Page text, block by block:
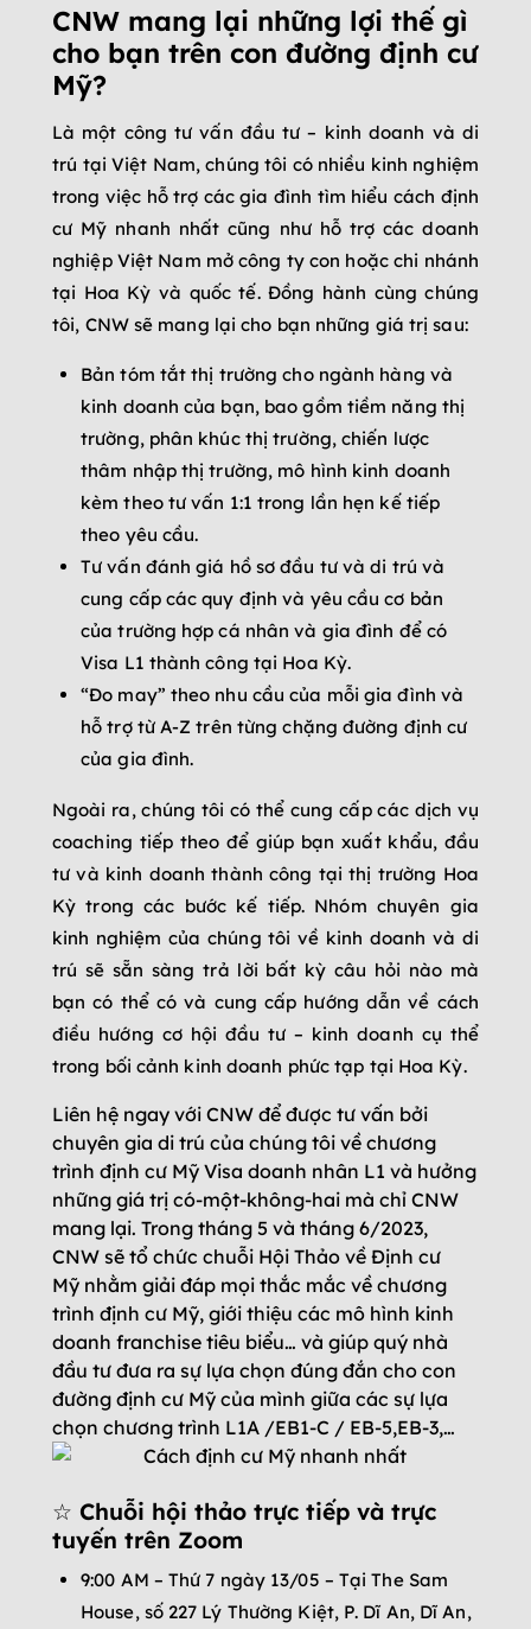
CNW mang lại những lợi thế gì
cho bạn trên con đường định cư
Mỹ?
Là một công tư vấn đầu tư – kinh doanh và di
trú tại Việt Nam, chúng tôi có nhiều kinh nghiệm
trong việc hỗ trợ các gia đình tìm hiểu cách định
cư Mỹ nhanh nhất cũng như hỗ trợ các doanh
nghiệp Việt Nam mở công ty con hoặc chi nhánh
tại Hoa Kỳ và quốc tế. Đồng hành cùng chúng
tôi, CNW sẽ mang lại cho bạn những giá trị sau:
Bản tóm tắt thị trường cho ngành hàng và
kinh doanh của bạn, bao gồm tiềm năng thị
trường, phân khúc thị trường, chiến lược
thâm nhập thị trường, mô hình kinh doanh
kèm theo tư vấn 1:1 trong lần hẹn kế tiếp
theo yêu cầu.
Tư vấn đánh giá hồ sơ đầu tư và di trú và
cung cấp các quy định và yêu cầu cơ bản
của trường hợp cá nhân và gia đình để có
Visa L1 thành công tại Hoa Kỳ.
“Đo may” theo nhu cầu của mỗi gia đình và
hỗ trợ từ A-Z trên từng chặng đường định cư
của gia đình.
Ngoài ra, chúng tôi có thể cung cấp các dịch vụ
coaching tiếp theo để giúp bạn xuất khẩu, đầu
tư và kinh doanh thành công tại thị trường Hoa
Kỳ trong các bước kế tiếp. Nhóm chuyên gia
kinh nghiệm của chúng tôi về kinh doanh và di
trú sẽ sẵn sàng trả lời bất kỳ câu hỏi nào mà
bạn có thể có và cung cấp hướng dẫn về cách
điều hướng cơ hội đầu tư – kinh doanh cụ thể
trong bối cảnh kinh doanh phức tạp tại Hoa Kỳ.
Liên hệ ngay với CNW để được tư vấn bởi
chuyên gia di trú của chúng tôi về chương
trình định cư Mỹ Visa doanh nhân L1 và hưởng
những giá trị có-một-không-hai mà chỉ CNW
mang lại. Trong tháng 5 và tháng 6/2023,
CNW sẽ tổ chức chuỗi Hội Thảo về Định cư
Mỹ nhằm giải đáp mọi thắc mắc về chương
trình định cư Mỹ, giới thiệu các mô hình kinh
doanh franchise tiêu biểu… và giúp quý nhà
đầu tư đưa ra sự lựa chọn đúng đắn cho con
đường định cư Mỹ của mình giữa các sự lựa
chọn chương trình L1A /EB1-C / EB-5,EB-3,…
☆ Chuỗi hội thảo trực tiếp và trực
tuyến trên Zoom
9:00 AM – Thứ 7 ngày 13/05 – Tại The Sam
House, số 227 Lý Thường Kiệt, P. Dĩ An, Dĩ An,